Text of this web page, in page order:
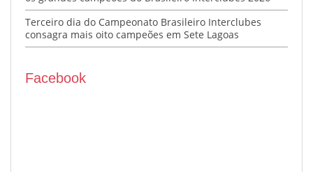
Terceiro dia do Campeonato Brasileiro Interclubes
consagra mais oito campeões em Sete Lagoas
Facebook